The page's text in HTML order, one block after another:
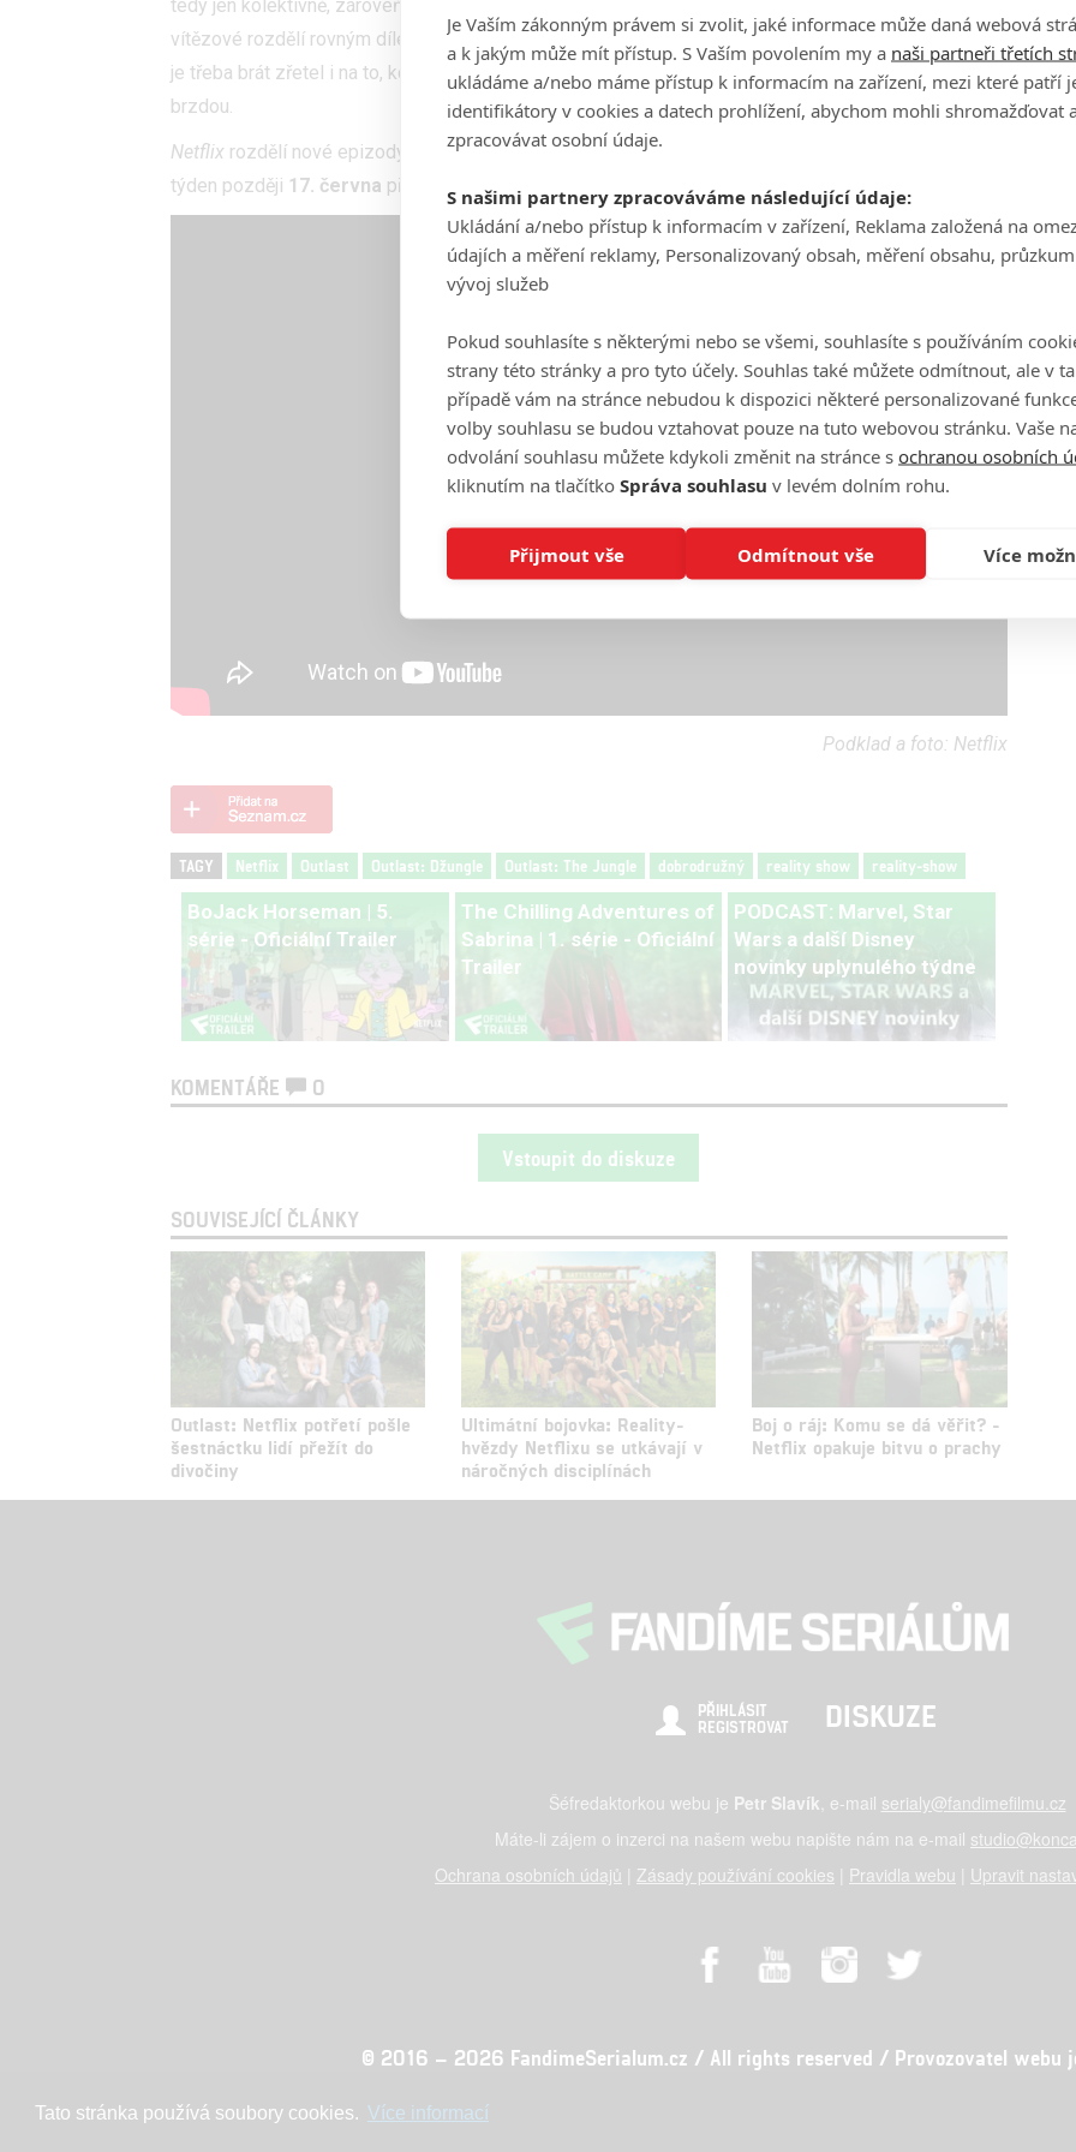
Tato stránka používá soubory cookies. Více informací
tedy jen kolektivně, zároveň je ale třeba myslet na to, že se hraje o jeden milion dolarů, který si
vítězové rozdělí rovným dílem. A o vítězi nakonec rozhoduje náročný orientační běh divočinou, takže
je třeba brát zřetel i na to, kdo v týmu v závěru hry zůstal – kdo bude v závodu přínosem a kdo
brzdou.
Netflix rozdělí nové epizody na dvě etapy. Už ve středu10. června
týden později 17. června přibudou poslední dvě. Těsně před začátkem je tu poslední ukázka:
Podklad a foto: Netflix
TAGY Netflix Outlast Outlast: Džungle Outlast: The Jungle dobrodružný reality show reality-show
BoJack Horseman | 5.
série - Oficiální Trailer
The Chilling Adventures of
Sabrina | 1. série - Oficiální
Trailer
PODCAST: Marvel, Star
Wars a další Disney
novinky uplynulého týdne
KOMENTÁŘE 0
Vstoupit do diskuze
SOUVISEJÍCÍ ČLÁNKY
Outlast: Netflix potřetí pošle
šestnáctku lidí přežít do
divočiny
Ultimátní bojovka: Reality-
hvězdy Netflixu se utkávají v
náročných disciplínách
Boj o ráj: Komu se dá věřit? -
Netflix opakuje bitvu o prachy
PŘIHLÁSIT
REGISTROVAT
DISKUZE
Šéfredaktorkou webu je Petr Slavík, e-mail serialy@fandimefilmu.cz
Máte-li zájem o inzerci na našem webu napište nám na e-mail
Ochrana osobních údajů
Zásady používání cookies Pravidla webu Upravit
© 2016 – 2026 FandimeSerialum.cz / All rights reserved / Provozovatel webu
Je Vaším zákonným právem si zvolit, jaké informace může daná webová
a k jakým může mít přístup. S Vaším povolením my a naši partneři třetích
ukládáme a/nebo máme přístup k informacím na zařízení, mezi které patří
identifikátory v cookies a datech prohlížení, abychom mohli shromažďovat
zpracovávat osobní údaje.
S našimi partnery zpracováváme následující údaje:
Ukládání a/nebo přístup k informacím v zařízení, Reklama založená na
údajích a měření reklamy, Personalizovaný obsah, měření obsahu,
vývoj služeb
Pokud souhlasíte s některými nebo se všemi, souhlasíte s používáním
strany této stránky a pro tyto účely. Souhlas také můžete odmítnout, ale v
případě vám na stránce nebudou k dispozici některé personalizované
volby souhlasu se budou vztahovat pouze na tuto webovou stránku. Vaše
odvolání souhlasu můžete kdykoli změnit na stránce s ochranou osobních
kliknutím na tlačítko Správa souhlasu v levém dolním rohu.
Přijmout vše Odmítnout vše Více